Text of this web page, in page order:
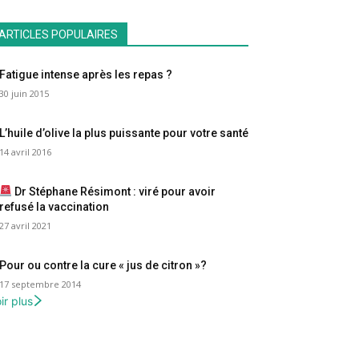
POPULAIRES
Fatigue intense après les repas ?
30 juin 2015
L’huile d’olive la plus puissante pour votre santé
14 avril 2016
Dr Stéphane Résimont : viré pour avoir
refusé la vaccination
27 avril 2021
Pour ou contre la cure « jus de citron »?
17 septembre 2014
plus